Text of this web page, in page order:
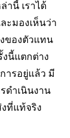
านี้ เราได้
ะมองเห็นว่า
ของตัวแทน
นี้แตกต่าง
ารอยู่แล้ว มี
ดำเนินงาน
ที่แท้จริง